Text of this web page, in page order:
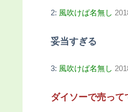
2: 風吹けば名無し
妥当すぎる
3: 風吹けば名無し
ダイソーで売っ